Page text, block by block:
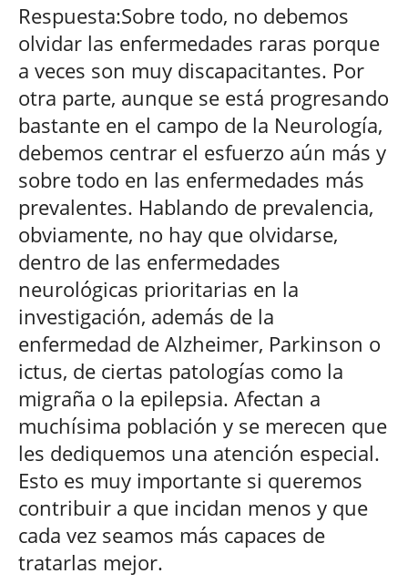
Respuesta:Sobre todo, no debemos
olvidar las enfermedades raras porque
a veces son muy discapacitantes. Por
otra parte, aunque se está progresando
bastante en el campo de la Neurología,
debemos centrar el esfuerzo aún más y
sobre todo en las enfermedades más
prevalentes. Hablando de prevalencia,
obviamente, no hay que olvidarse,
dentro de las enfermedades
neurológicas prioritarias en la
investigación, además de la
enfermedad de Alzheimer, Parkinson o
ictus, de ciertas patologías como la
migraña o la epilepsia. Afectan a
muchísima población y se merecen que
les dediquemos una atención especial.
Esto es muy importante si queremos
contribuir a que incidan menos y que
cada vez seamos más capaces de
tratarlas mejor.